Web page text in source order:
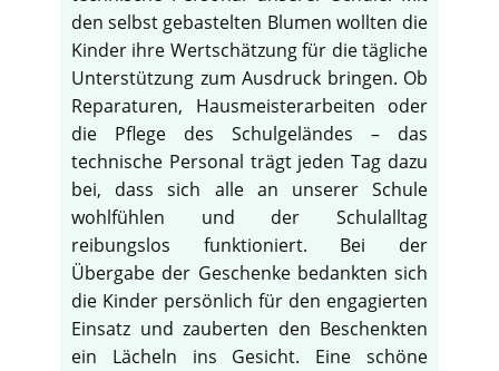
den selbst gebastelten Blumen wollten die
Kinder ihre Wertschätzung für die tägliche
Unterstützung zum Ausdruck bringen. Ob
Reparaturen, Hausmeisterarbeiten oder
die Pflege des Schulgeländes – das
technische Personal trägt jeden Tag dazu
bei, dass sich alle an unserer Schule
wohlfühlen und der Schulalltag
reibungslos funktioniert. Bei der
Übergabe der Geschenke bedankten sich
die Kinder persönlich für den engagierten
Einsatz und zauberten den Beschenkten
ein Lächeln ins Gesicht. Eine schöne